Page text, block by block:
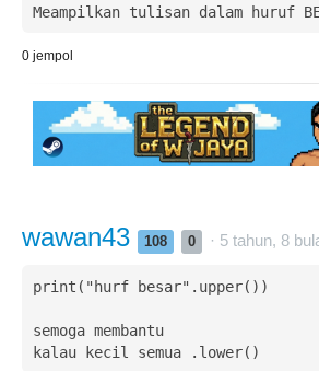
Meampilkan tulisan dalam huruf
0 jempol
wawan43 108 0 · 5 tahun, 8
print("hurf besar".upper())
semoga membantu
kalau kecil semua .lower()